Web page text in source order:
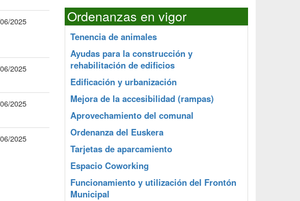
2025
2025
2025
2025
Ordenanzas en vigor
Tenencia de animales
Ayudas para la construcción y
rehabilitación de edificios
Edificación y urbanización
Mejora de la accesibilidad (rampas)
Aprovechamiento del comunal
Ordenanza del Euskera
Tarjetas de aparcamiento
Espacio Coworking
Funcionamiento y utilización del Frontón
Municipal